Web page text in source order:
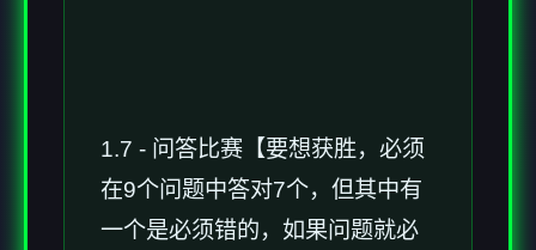
1.7 - 问答比赛【要想获胜，必须
在9个问题中答对7个，但其中有
一个是必须错的，如果问题就必